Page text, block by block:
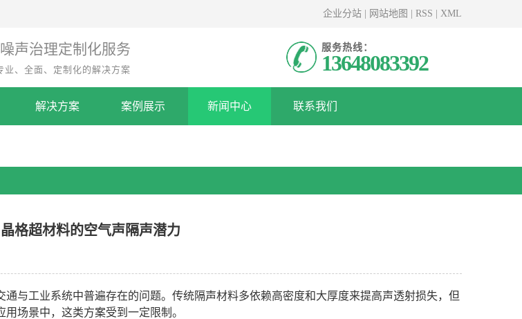
企业分站 网站地图 RSS XML
声治理定制化服务
业、全面、定制化的解决方案
服务热线：
13648083392
解决方案 案例展示 新闻中心 联系我们
格超材料的空气声隔声潜力
通与工业系统中普遍存在的问题。传统隔声材料多依赖高密度和大厚度来提高声透射损失，但
场景中，这类方案受到一定限制。